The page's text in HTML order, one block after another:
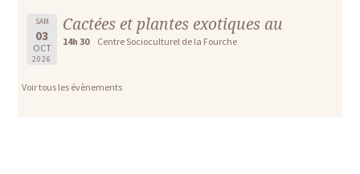
SAM
03
OCT
2026
Cactées et plantes exotiques au
14h 30 Centre Socioculturel de la Fourche
Voir tous les évènements